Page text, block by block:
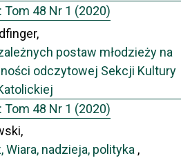
48 Nr 1 (2020)
postaw młodzieży na
odczytowej Sekcji Kultury
48 Nr 1 (2020)
nadzieja, polityka ,